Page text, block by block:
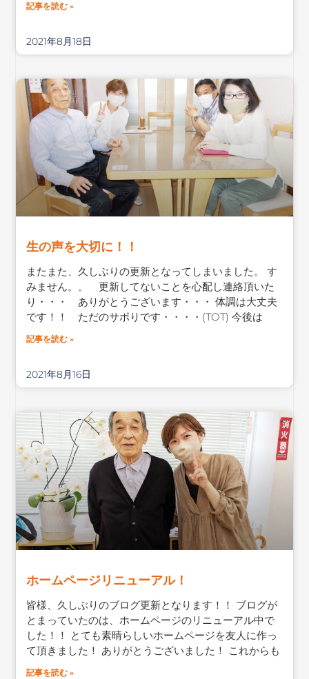
記事を読む »
2021年8月18日
生の声を大切に！！
またまた、久しぶりの更新となってしまいました。 す
みません。。 更新してないことを心配し連絡頂いた
り・・・ ありがとうございます・・・ 体調は大丈夫
です！！ ただのサボりです・・・・(TOT) 今後は
記事を読む »
2021年8月16日
ホームページリニューアル！
皆様、久しぶりのブログ更新となります！！ ブログが
とまっていたのは、ホームページのリニューアル中で
した！！ とても素晴らしいホームページを友人に作っ
て頂きました！ ありがとうございました！ これからも
記事を読む »